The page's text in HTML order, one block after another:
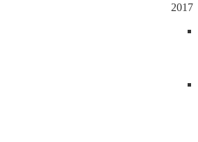
2017